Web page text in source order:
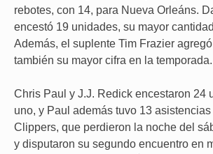
rebotes, con 14, para Nueva Orleáns.
encestó 19 unidades, su mayor
Además, el suplente Tim Frazier
también su mayor cifra en la temporada.
Chris Paul y J.J. Redick encestaron 24
uno, y Paul además tuvo 13
Clippers, que perdieron la noche del
y disputaron su segundo encuentro en